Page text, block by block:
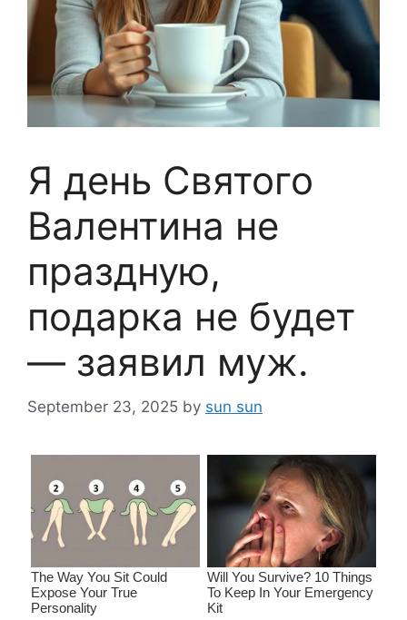
Я день Святого
Валентина не
праздную,
подарка не будет
— заявил муж.
September 23, 2025 by sun sun